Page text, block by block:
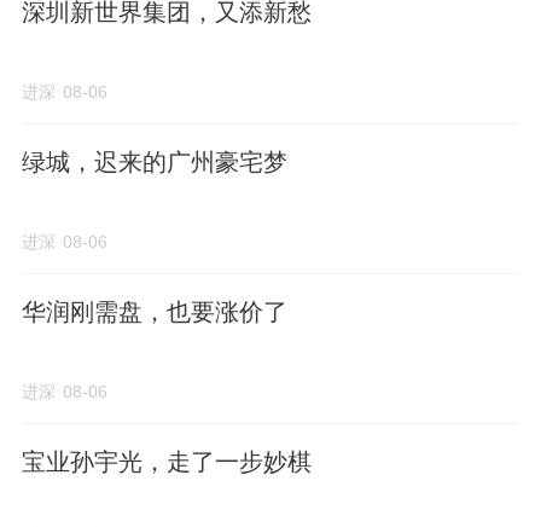
深圳新世界集团，又添新愁
进深 08-06
绿城，迟来的广州豪宅梦
进深 08-06
华润刚需盘，也要涨价了
进深 08-06
宝业孙宇光，走了一步妙棋